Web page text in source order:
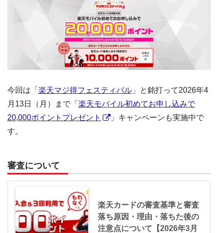
今回は「 楽天マジ得フェスティバル 」と銘打って2026年4
月13日（月）まで「 楽天モバイル初めてお申し込みで
20,000ポイントプレゼント
」キャンペーンも実施中で
す。
審査について
楽天カードの審査基準と審査
落ち原因・理由・落ちた後の
注意点について【2026年3月